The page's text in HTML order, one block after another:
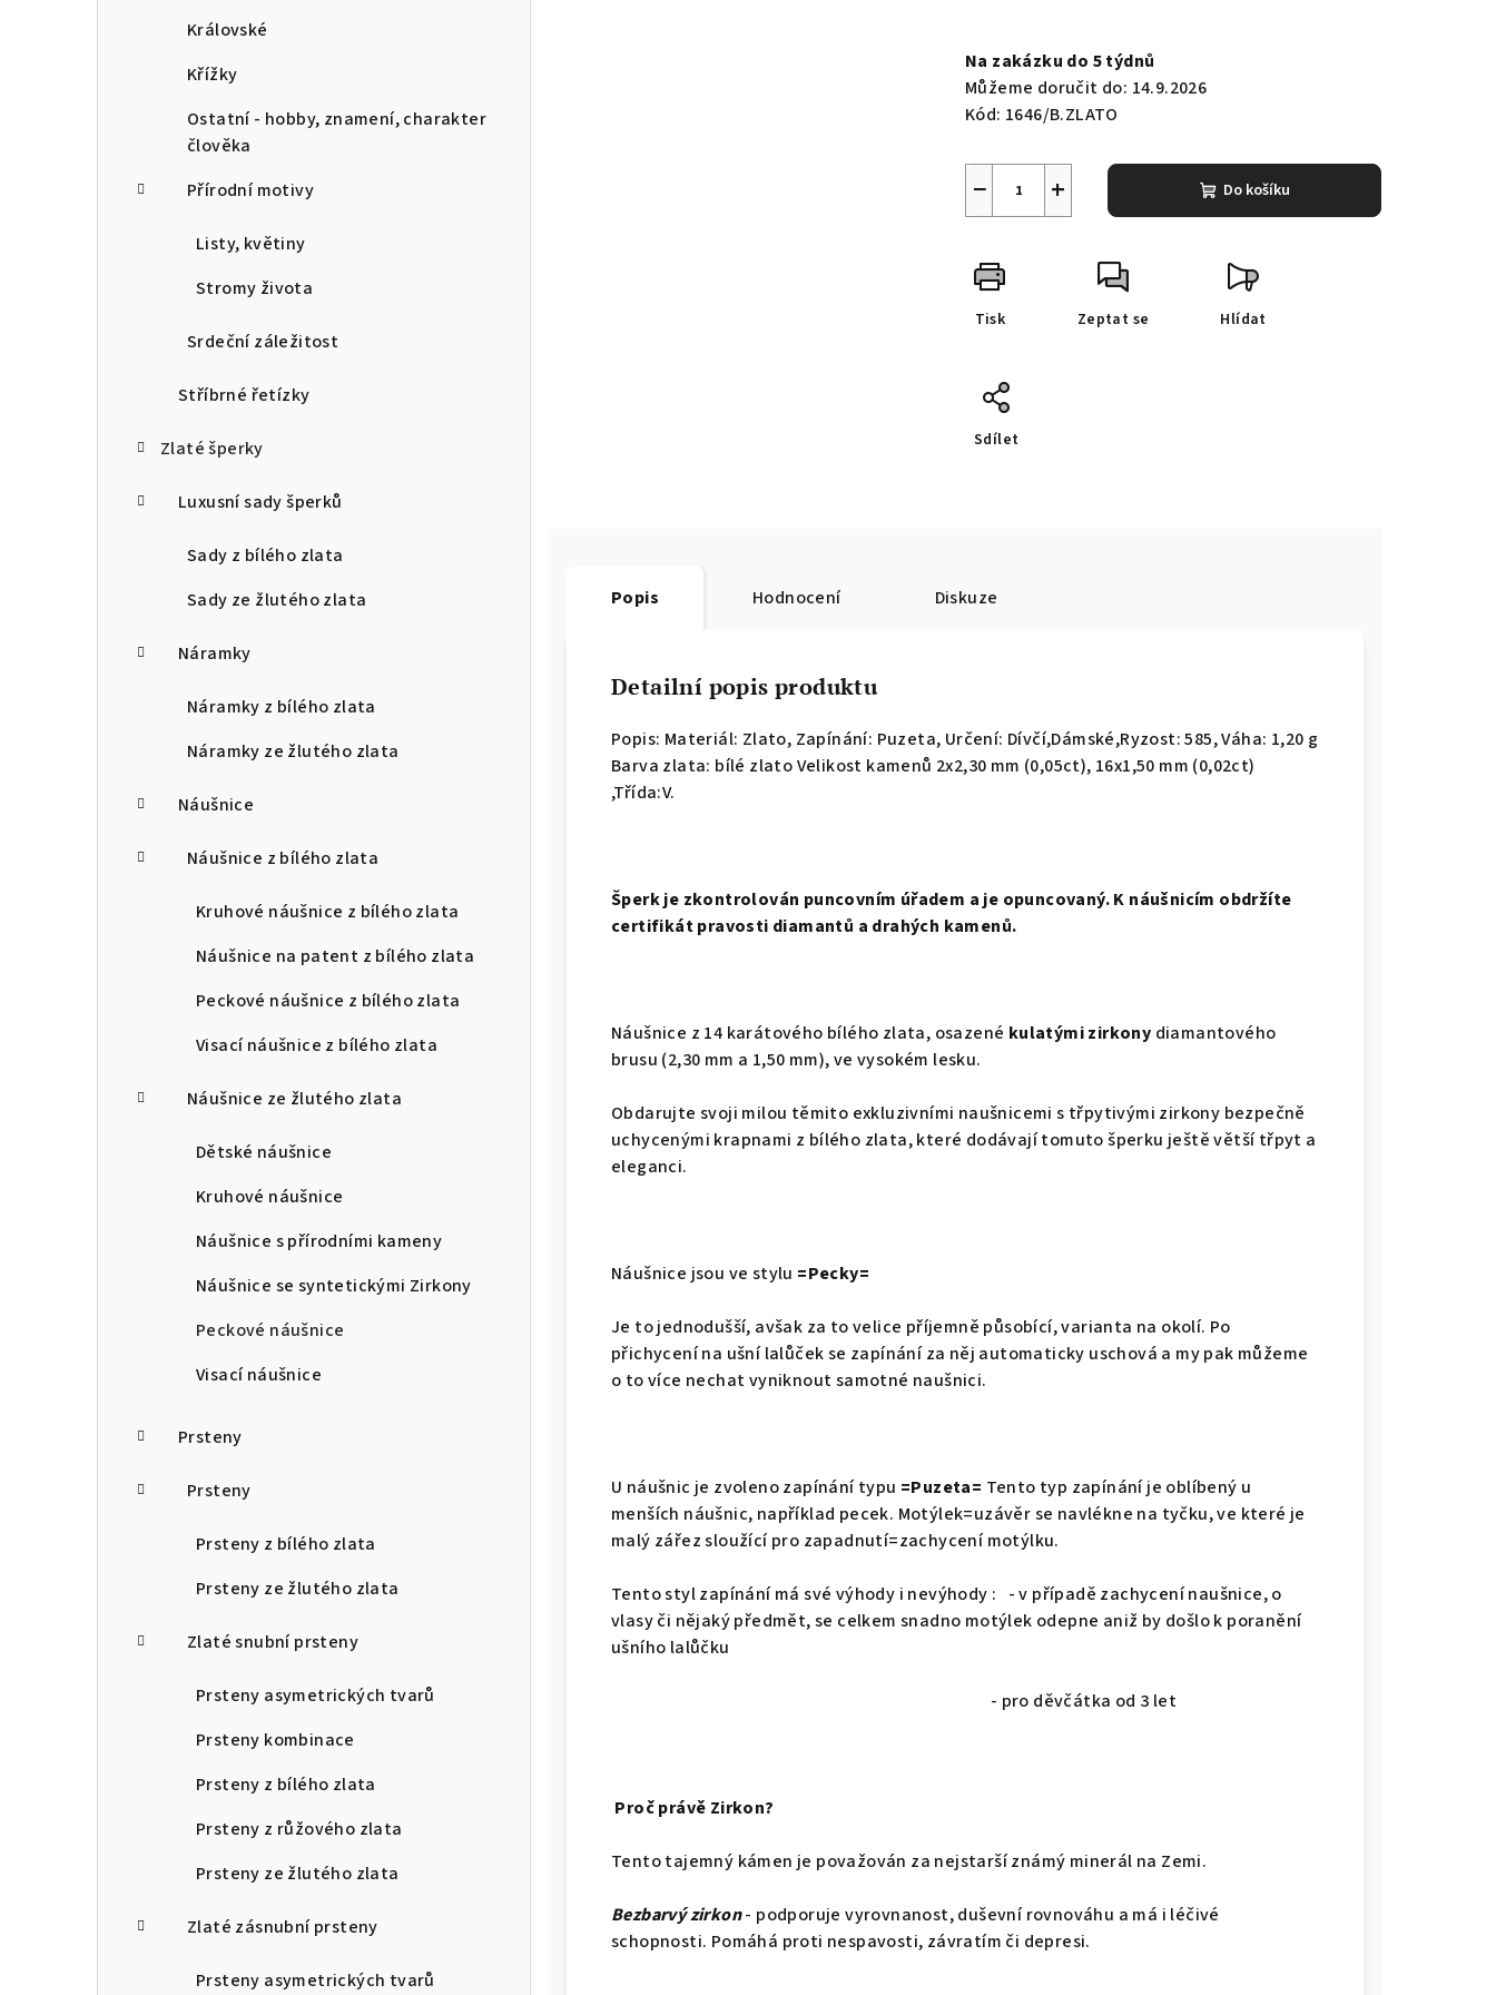
Královské
Křížky
Ostatní - hobby, znamení, charakter
člověka
Přírodní motivy
Listy, květiny
Stromy života
Srdeční záležitost
Stříbrné řetízky
Zlaté šperky
Luxusní sady šperků
Sady z bílého zlata
Sady ze žlutého zlata
Náramky
Náramky z bílého zlata
Náramky ze žlutého zlata
Náušnice
Náušnice z bílého zlata
Kruhové náušnice z bílého zlata
Náušnice na patent z bílého zlata
Peckové náušnice z bílého zlata
Visací náušnice z bílého zlata
Náušnice ze žlutého zlata
Dětské náušnice
Kruhové náušnice
Náušnice s přírodními kameny
Náušnice se syntetickými Zirkony
Peckové náušnice
Visací náušnice
Prsteny
Prsteny
Prsteny z bílého zlata
Prsteny ze žlutého zlata
Zlaté snubní prsteny
Prsteny asymetrických tvarů
Prsteny kombinace
Prsteny z bílého zlata
Prsteny z růžového zlata
Prsteny ze žlutého zlata
Zlaté zásnubní prsteny
Prsteny asymetrických tvarů
cena:
Na zakázku do 5 týdnů
Můžeme doručit do: 14.9.2026
Kód: 1646/B.ZLATO
+
− Do košíku
Tisk Zeptat se Hlídat
Sdílet
Popis Hodnocení Diskuze
Detailní popis produktu
Popis: Materiál: Zlato, Zapínání: Puzeta, Určení: Dívčí,Dámské,Ryzost: 585, Váha: 1,20 g
Barva zlata: bílé zlato Velikost kamenů 2x2,30 mm (0,05ct), 16x1,50 mm (0,02ct)
,Třída:V.
Šperk je zkontrolován puncovním úřadem a je opuncovaný. K náušnicím obdržíte
certifikát pravosti diamantů a drahých kamenů.
Náušnice z 14 karátového bílého zlata, osazené kulatými zirkony diamantového
brusu (2,30 mm a 1,50 mm), ve vysokém lesku.
Obdarujte svoji milou těmito exkluzivními naušnicemi s třpytivými zirkony bezpečně
uchycenými krapnami z bílého zlata, které dodávají tomuto šperku ještě větší třpyt a
eleganci.
Náušnice jsou ve stylu =Pecky=
Je to jednodušší, avšak za to velice příjemně působící, varianta na okolí. Po
přichycení na ušní lalůček se zapínání za něj automaticky uschová a my pak můžeme
o to více nechat vyniknout samotné naušnici.
U náušnic je zvoleno zapínání typu =Puzeta= Tento typ zapínání je oblíbený u
menších náušnic, například pecek. Motýlek=uzávěr se navlékne na tyčku, ve které je
malý zářez sloužící pro zapadnutí=zachycení motýlku.
Tento styl zapínání má své výhody i nevýhody : - v případě zachycení naušnice, o
vlasy či nějaký předmět, se celkem snadno motýlek odepne aniž by došlo k poranění
ušního lalůčku
- pro děvčátka od 3 let
Proč právě Zirkon?
Tento tajemný kámen je považován za nejstarší známý minerál na Zemi.
Bezbarvý zirkon- podporuje vyrovnanost, duševní rovnováhu a má i léčivé
schopnosti. Pomáhá proti nespavosti, závratím či depresi.